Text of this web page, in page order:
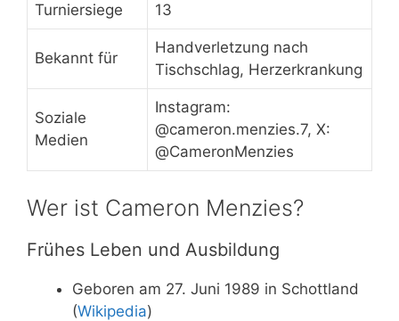
Turniersiege 13
Bekannt für
Handverletzung nach
Tischschlag, Herzerkrankung
Soziale
Medien
Instagram:
@cameron.menzies.7, X:
@CameronMenzies
Wer ist Cameron Menzies?
Frühes Leben und Ausbildung
Geboren am 27. Juni 1989 in Schottland
(Wikipedia)